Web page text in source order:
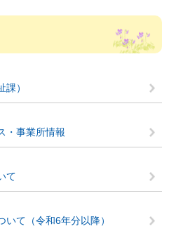
）
・事業所情報
て
て（令和6年分以降）